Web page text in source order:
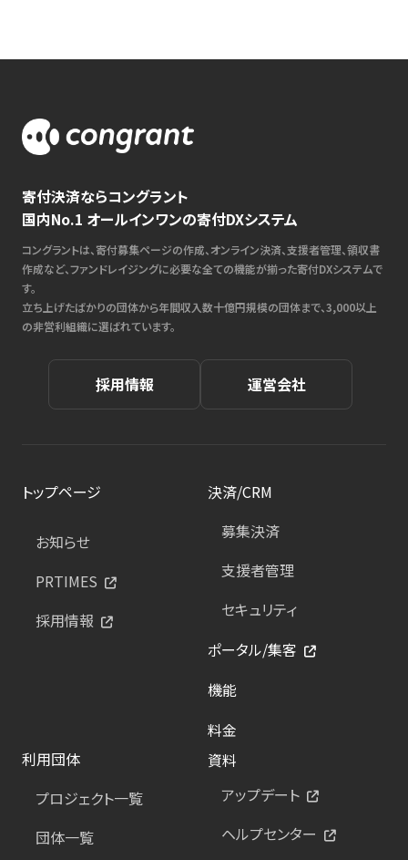
寄付決済ならコングラント
国内No.1 オールインワンの寄付DXシステム
コングラントは、寄付募集ページの作成、オンライン決済、支援者管理、領収書
作成など、ファンドレイジングに必要な全ての機能が揃った寄付DXシステムで
す。
立ち上げたばかりの団体から年間収入数十億円規模の団体まで、3,000以上
の非営利組織に選ばれています。
採用情報 運営会社
トップページ
お知らせ
PRTIMES
採用情報
決済/CRM
募集決済
支援者管理
セキュリティ
ポータル/集客
機能
料金
利用団体
プロジェクト一覧
団体一覧
資料
アップデート
ヘルプセンター